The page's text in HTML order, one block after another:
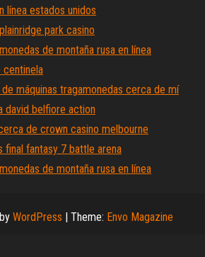
línea estados unidos
park casino
de montaña rusa en línea
centinela
máquinas tragamonedas cerca de mí
david belfiore action
de crown casino melbourne
final fantasy 7 battle arena
de montaña rusa en línea
WordPress | Theme: Envo Magazine